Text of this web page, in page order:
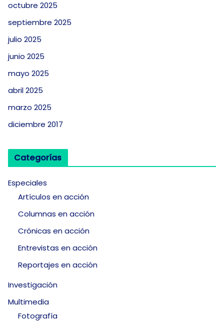
octubre 2025
septiembre 2025
julio 2025
junio 2025
mayo 2025
abril 2025
marzo 2025
diciembre 2017
Categorías
Especiales
Artículos en acción
Columnas en acción
Crónicas en acción
Entrevistas en acción
Reportajes en acción
Investigación
Multimedia
Fotografía